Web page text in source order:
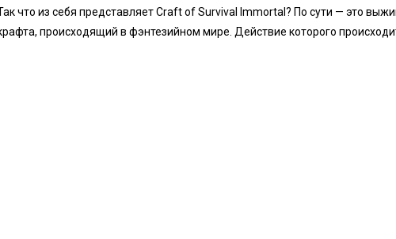
что из себя представляет Craft of Survival Immortal? По сути — это
происходящий в фэнтезийном мире. Действие которого